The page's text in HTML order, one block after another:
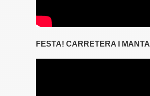
FESTA! CARRETERA I MANTA